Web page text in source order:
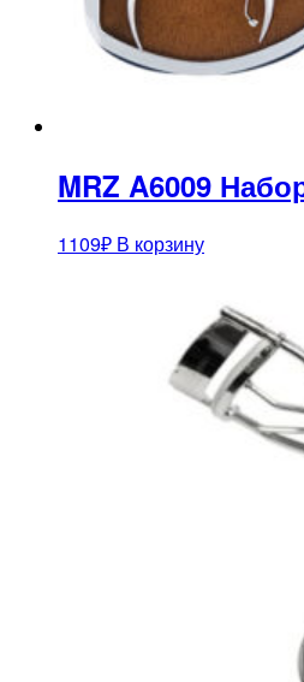
MRZ A6009
1109₽ В корзину